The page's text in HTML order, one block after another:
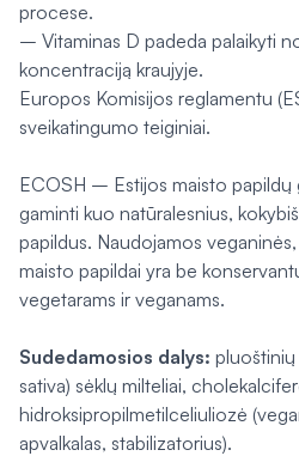
procese.
– Vitaminas D padeda palaikyti
koncentraciją kraujyje.
Europos Komisijos reglamentu
sveikatingumo teiginiai.
ECOSH – Estijos maisto papildų
gaminti kuo natūralesnius,
papildus. Naudojamos
maisto papildai yra be
vegetarams ir veganams.
Sudedamosios dalys: pluoštinių
sativa) sėklų milteliai,
hidroksipropilmetilceliuliozė
apvalkalas, stabilizatorius).